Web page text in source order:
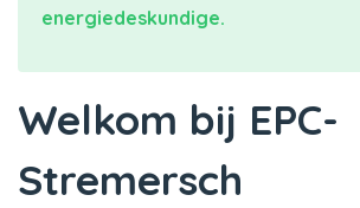
energiedeskundige.
Welkom bij EPC-
Stremersch